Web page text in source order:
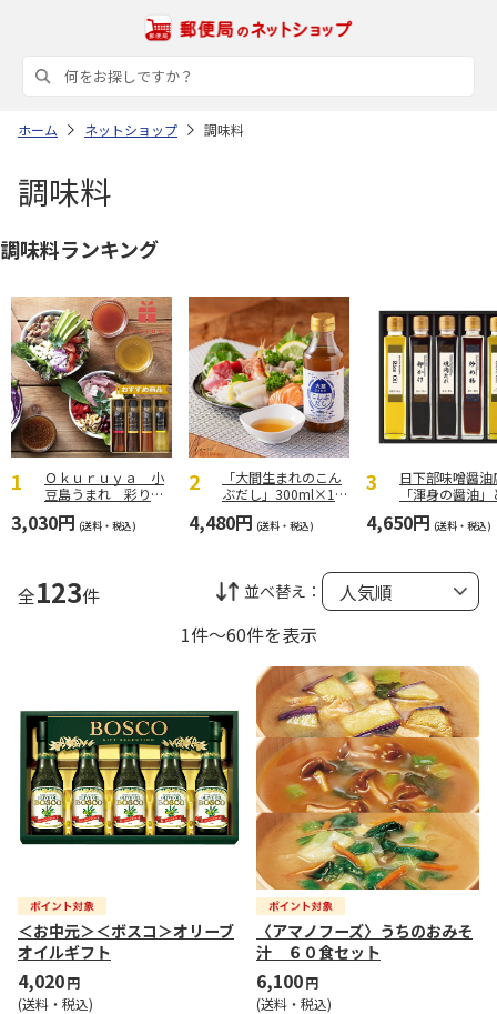
ホーム ネットショップ 調味料
調味料
調味料ランキング
Ｏｋｕｒｕｙａ 小
豆島うまれ 彩りド
【弔事用】
3,030円 (送料・税込)
「大間生まれのこん
ぶだし」300ml×12
4,480円 (送料・税込)
日下部味噌醤
「渾身の醤油
ット【弔事用】
4,650円 (送料・税込)
全123件 並べ替え：
1件～60件を表示
＜お中元＞＜ボスコ＞オリーブ
オイルギフト
4,020円
(送料・税込)
〈アマノフーズ〉うちのおみそ
汁 ６０食セット
6,100円
(送料・税込)